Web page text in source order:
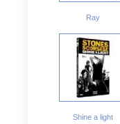
Ray
Shine a light